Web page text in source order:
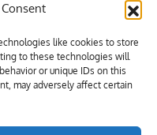
like cookies to store
to these technologies will
or unique IDs on this
may adversely affect certain
an heißen Tagen
auf Ruf Teil 3